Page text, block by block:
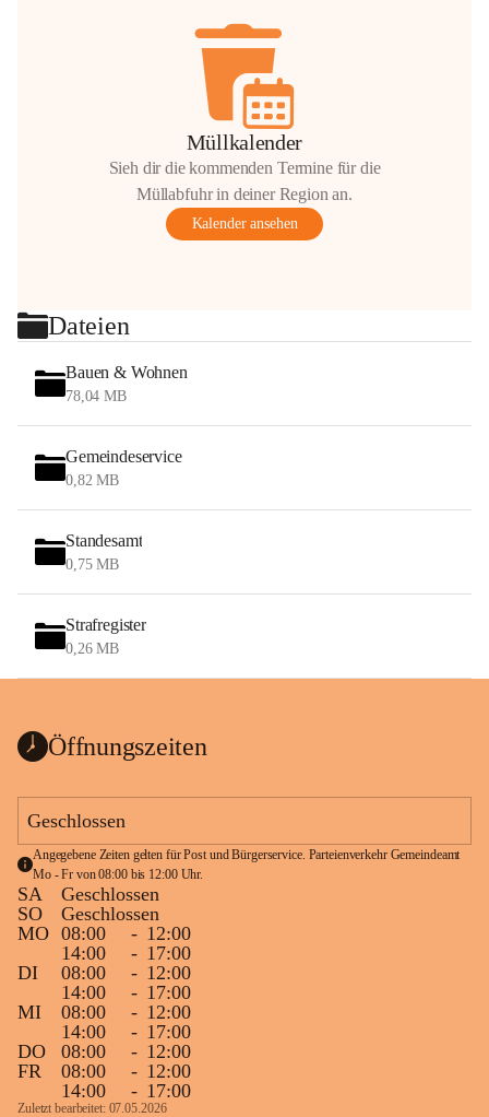
Müllkalender
Sieh dir die kommenden Termine für die
Müllabfuhr in deiner Region an.
Kalender ansehen
Dateien
Bauen & Wohnen
78,04 MB
Gemeindeservice
0,82 MB
Standesamt
0,75 MB
Strafregister
0,26 MB
Öffnungszeiten
Geschlossen
Angegebene Zeiten gelten für Post und Bürgerservice. Parteienverkehr Gemeindeamt
Mo - Fr von 08:00 bis 12:00 Uhr.
SA
Geschlossen
SO
Geschlossen
MO 08:00 - 12:00
14:00
- 17:00
DI
08:00 - 12:00
14:00
- 17:00
MI
08:00 - 12:00
14:00
- 17:00
DO
08:00 - 12:00
FR
08:00 - 12:00
14:00
- 17:00
Zuletzt bearbeitet: 07.05.2026